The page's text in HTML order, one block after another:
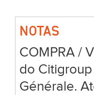
NOTAS
COMPRA /
do
Générale.